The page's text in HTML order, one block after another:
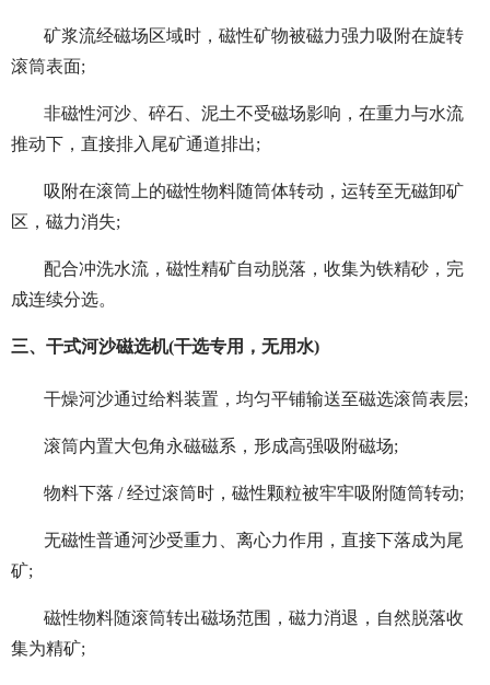
矿浆流经磁场区域时，磁性矿物被磁力强力吸附在旋转
滚筒表面;
非磁性河沙、碎石、泥土不受磁场影响，在重力与水流
推动下，直接排入尾矿通道排出;
吸附在滚筒上的磁性物料随筒体转动，运转至无磁卸矿
区，磁力消失;
配合冲洗水流，磁性精矿自动脱落，收集为铁精砂，完
成连续分选。
三、干式河沙磁选机(干选专用，无用水)
干燥河沙通过给料装置，均匀平铺输送至磁选滚筒表层;
滚筒内置大包角永磁磁系，形成高强吸附磁场;
物料下落 / 经过滚筒时，磁性颗粒被牢牢吸附随筒转动;
无磁性普通河沙受重力、离心力作用，直接下落成为尾
矿;
磁性物料随滚筒转出磁场范围，磁力消退，自然脱落收
集为精矿;